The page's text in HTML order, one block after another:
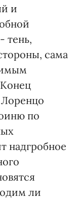
и
тень,
сама
Лоренцо
по
надгробное
ли